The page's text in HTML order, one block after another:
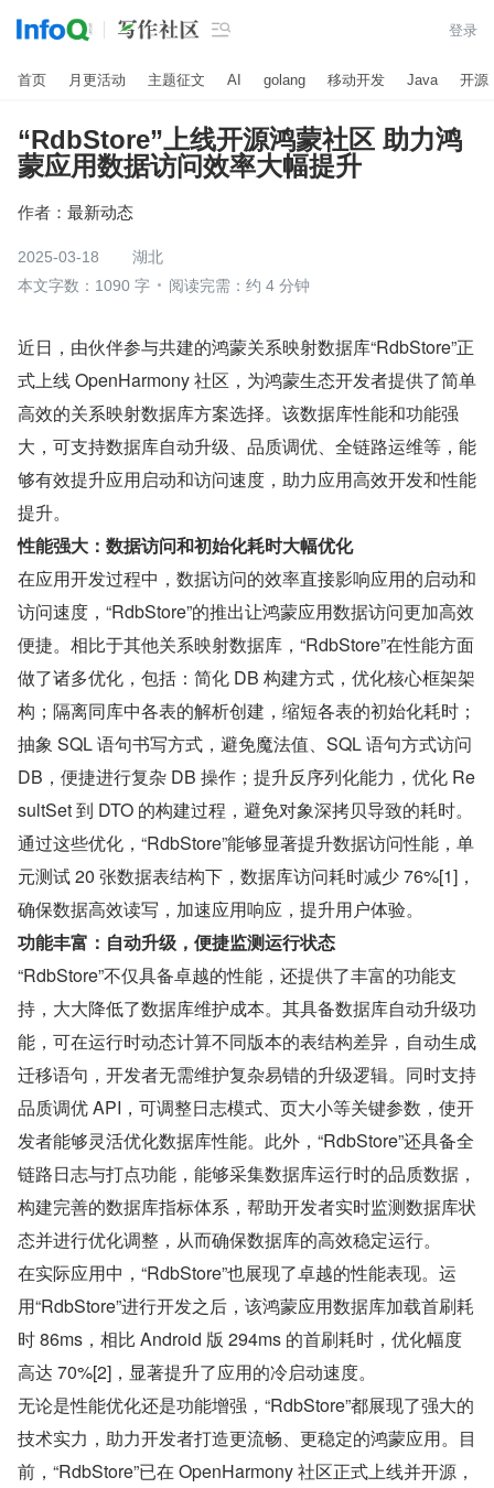
 登录
首页 月更活动 主题征文 AI golang 移动开发 Java 开源
“RdbStore”上线开源鸿蒙社区 助力鸿
蒙应用数据访问效率大幅提升
作者： 最新动态
2025-03-18
湖北
本文字数：1090 字
阅读完需：约 4 分钟
近日，由伙伴参与共建的鸿蒙关系映射数据库“RdbStore”正
式上线 OpenHarmony 社区，为鸿蒙生态开发者提供了简单
高效的关系映射数据库方案选择。该数据库性能和功能强
大，可支持数据库自动升级、品质调优、全链路运维等，能
够有效提升应用启动和访问速度，助力应用高效开发和性能
提升。
性能强大：数据访问和初始化耗时大幅优化
在应用开发过程中，数据访问的效率直接影响应用的启动和
访问速度，“RdbStore”的推出让鸿蒙应用数据访问更加高效
便捷。相比于其他关系映射数据库，“RdbStore”在性能方面
做了诸多优化，包括：简化 DB 构建方式，优化核心框架架
构；隔离同库中各表的解析创建，缩短各表的初始化耗时；
抽象 SQL 语句书写方式，避免魔法值、SQL 语句方式访问
DB，便捷进行复杂 DB 操作；提升反序列化能力，优化 Re
sultSet 到 DTO 的构建过程，避免对象深拷贝导致的耗时。
通过这些优化，“RdbStore”能够显著提升数据访问性能，单
元测试 20 张数据表结构下，数据库访问耗时减少 76%[1]，
确保数据高效读写，加速应用响应，提升用户体验。
功能丰富：自动升级，便捷监测运行状态
“RdbStore”不仅具备卓越的性能，还提供了丰富的功能支
持，大大降低了数据库维护成本。其具备数据库自动升级功
能，可在运行时动态计算不同版本的表结构差异，自动生成
迁移语句，开发者无需维护复杂易错的升级逻辑。同时支持
品质调优 API，可调整日志模式、页大小等关键参数，使开
发者能够灵活优化数据库性能。此外，“RdbStore”还具备全
链路日志与打点功能，能够采集数据库运行时的品质数据，
构建完善的数据库指标体系，帮助开发者实时监测数据库状
态并进行优化调整，从而确保数据库的高效稳定运行。
在实际应用中，“RdbStore”也展现了卓越的性能表现。运
用“RdbStore”进行开发之后，该鸿蒙应用数据库加载首刷耗
时 86ms，相比 Android 版 294ms 的首刷耗时，优化幅度
高达 70%[2]，显著提升了应用的冷启动速度。
无论是性能优化还是功能增强，“RdbStore”都展现了强大的
技术实力，助力开发者打造更流畅、更稳定的鸿蒙应用。目
前，“RdbStore”已在 OpenHarmony 社区正式上线并开源，